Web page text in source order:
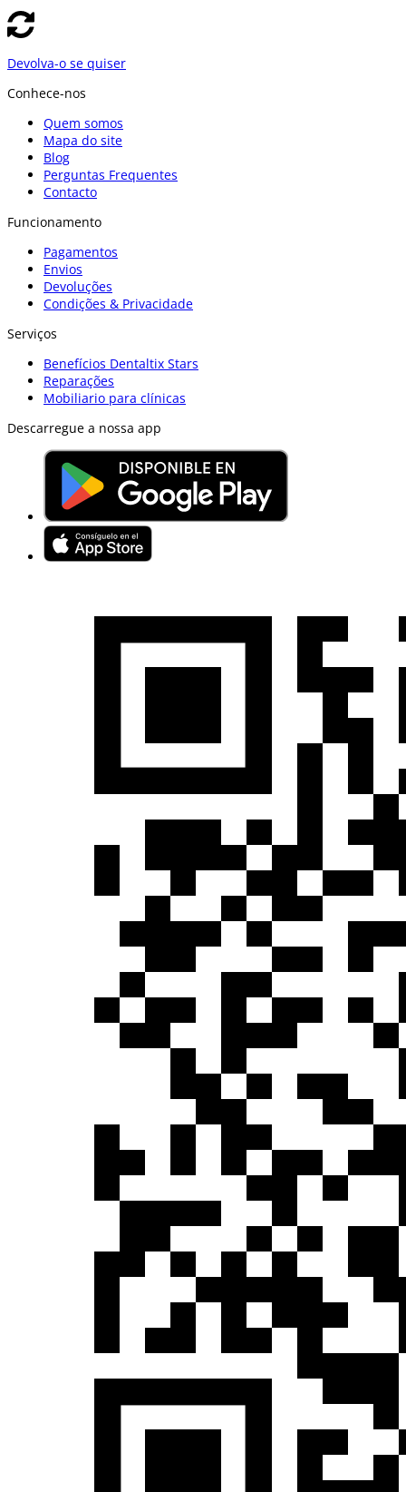
Devolva-o se quiser
Conhece-nos
Quem somos
Mapa do site
Blog
Perguntas Frequentes
Contacto
Funcionamento
Pagamentos
Envios
Devoluções
Condições & Privacidade
Serviços
Benefícios Dentaltix Stars
Reparações
Mobiliario para clínicas
Descarregue a nossa app